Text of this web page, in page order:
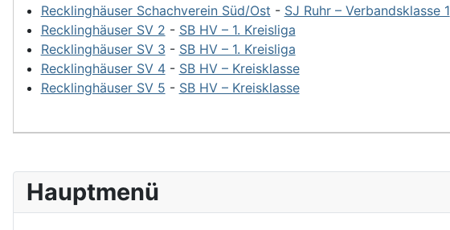
Recklinghäuser Schachverein Süd/Ost - SJ Ruhr – Verbandsklasse 1
Recklinghäuser SV 2 - SB HV – 1. Kreisliga
Recklinghäuser SV 3 - SB HV – 1. Kreisliga
Recklinghäuser SV 4- SB HV – Kreisklasse
Recklinghäuser SV 5 - SB HV – Kreisklasse
Hauptmenü